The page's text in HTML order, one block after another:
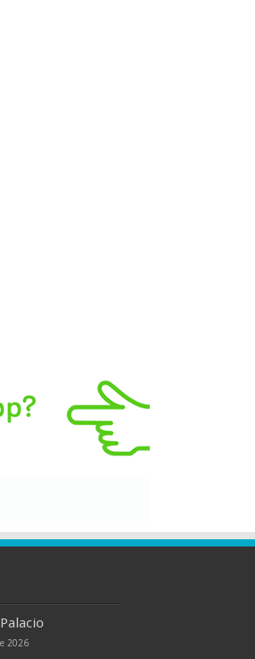
2026